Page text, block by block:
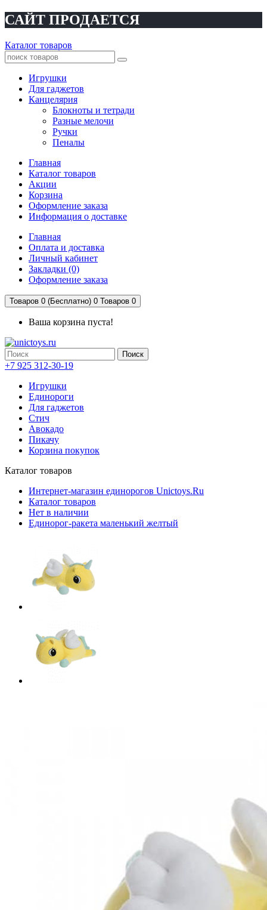
САЙТ ПРОДАЕТСЯ
Каталог товаров
Игрушки
Для гаджетов
Канцелярия
Блокноты и тетради
Разные мелочи
Ручки
Пеналы
Главная
Каталог товаров
Акции
Корзина
Оформление заказа
Информация о доставке
Главная
Оплата и доставка
Личный кабинет
Закладки (0)
Оформление заказа
Товаров 0 (Бесплатно) 0 Товаров 0
Ваша корзина пуста!
Поиск
+7 925 312-30-19
Игрушки
Единороги
Для гаджетов
Стич
Авокадо
Пикачу
Корзина покупок
Каталог товаров
Интернет-магазин единорогов Unictoys.Ru
Каталог товаров
Нет в наличии
Единорог-ракета маленький желтый